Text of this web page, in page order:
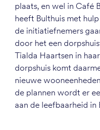
plaats, en wel in Café
heeft Bulthuis met
de initiatiefnemers
door het een
Tialda Haartsen in
dorpshuis komt
nieuwe
de plannen wordt er
aan de leefbaarheid in